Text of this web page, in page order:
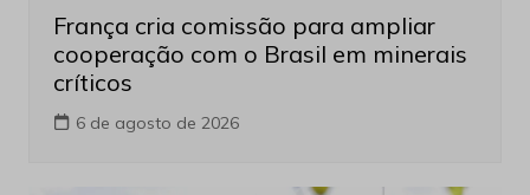
França cria comissão para ampliar
cooperação com o Brasil em minerais
críticos
6 de agosto de 2026